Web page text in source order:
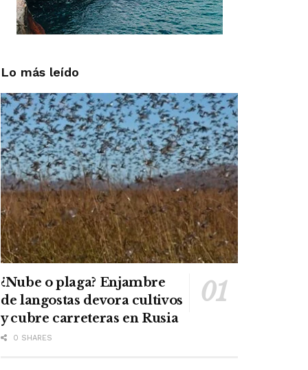
Lo más leído
¿Nube o plaga? Enjambre
de langostas devora cultivos
y cubre carreteras en Rusia
0 SHARES